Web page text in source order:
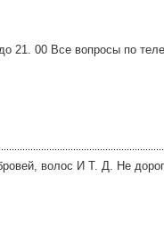
21. 00 Все вопросы по
волос И Т. Д. Не